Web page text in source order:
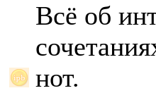
Всё об
нот.